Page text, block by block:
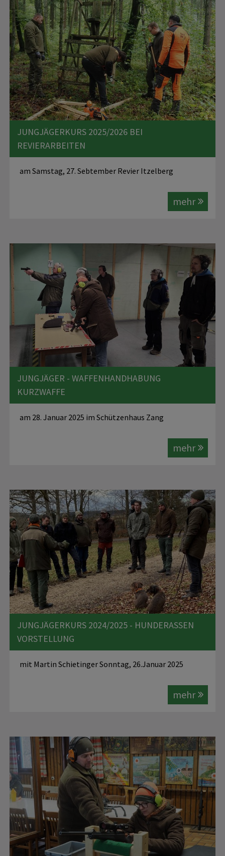
JUNGJÄGERKURS 2025/2026 BEI
REVIERARBEITEN
am Samstag, 27. Sebtember Revier Itzelberg
mehr
JUNGJÄGER - WAFFENHANDHABUNG
KURZWAFFE
am 28. Januar 2025 im Schützenhaus Zang
mehr
JUNGJÄGERKURS 2024/2025 - HUNDERASSEN
VORSTELLUNG
mit Martin Schietinger Sonntag, 26.Januar 2025
mehr